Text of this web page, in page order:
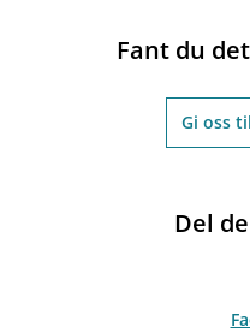
Fant du
Gi oss
Del